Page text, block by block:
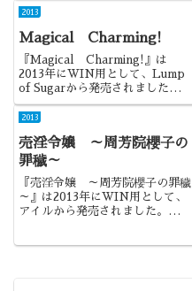
でも言い出してしまいたくなる作
品でしたね。
2013
Magical Charming!
『Magical Charming!』は
2013年にWIN用として、Lump
of Sugarから発売されました。
現で気になった作品でしたね。
2013
売淫令嬢 ～周芳院櫻子の
罪穢～
『売淫令嬢 ～周芳院櫻子の罪穢
～』は2013年にWIN用として、
アイルから発売されました。お嬢